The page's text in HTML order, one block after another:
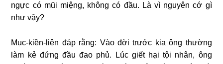
ngực có mũi miệng, không có đầu. Là vì nguyên cớ gì
như vậy?
Mục-kiền-liên đáp rằng: Vào đời trước kia ông thường
làm kẻ đứng đầu đao phủ. Lúc giết hại tội nhân, ông